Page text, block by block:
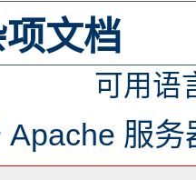
文档
可用语
Apache 服